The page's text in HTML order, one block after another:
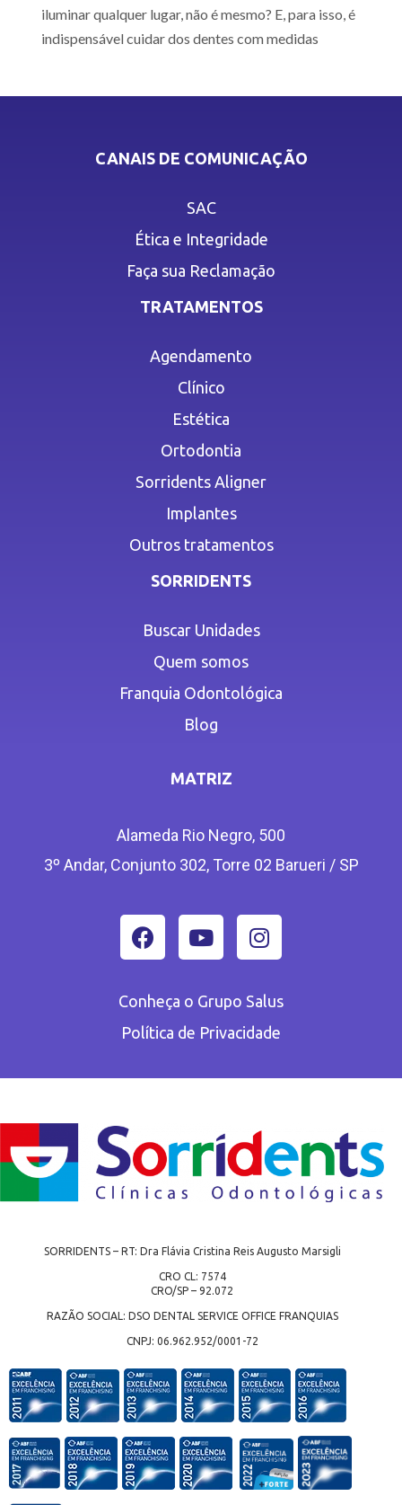
iluminar qualquer lugar, não é mesmo? E, para isso, é
indispensável cuidar dos dentes com medidas
CANAIS DE COMUNICAÇÃO
SAC
Ética e Integridade
Faça sua Reclamação
TRATAMENTOS
Agendamento
Clínico
Estética
Ortodontia
Sorridents Aligner
Implantes
Outros tratamentos
SORRIDENTS
Buscar Unidades
Quem somos
Franquia Odontológica
Blog
MATRIZ
Alameda Rio Negro, 500
3º Andar, Conjunto 302, Torre 02 Barueri / SP
Conheça o Grupo Salus
Política de Privacidade
SORRIDENTS – RT: Dra Flávia Cristina Reis Augusto Marsigli
CRO CL: 7574
CRO/SP – 92.072
RAZÃO SOCIAL: DSO DENTAL SERVICE OFFICE FRANQUIAS
CNPJ: 06.962.952/0001-72